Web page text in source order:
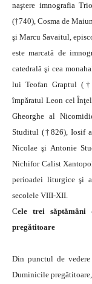
naştere imnografia
(†740), Cosma de
şi Marcu Savaitul,
este marcată de
catedrală şi cea
lui Teofan Graptul
împăratul Leon cel
Gheorghe al
Studitul (†826), Iosif
Nicolae şi Antonie
Nichifor Calist
perioadei liturgice şi
secolele VIII-XII.
Cele trei săptămâni
pregătitoare
Din punctul de
Duminicile